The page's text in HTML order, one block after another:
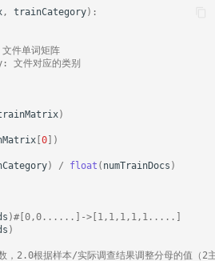
, trainCategory):
件单词矩阵
文件对应的类别
)
0 ])
) / float ( numTrainDocs )
)#[0,0......]->[1,1,1,1,1.....]
)
，2.0根据样本/实际调查结果调整分母的值（2